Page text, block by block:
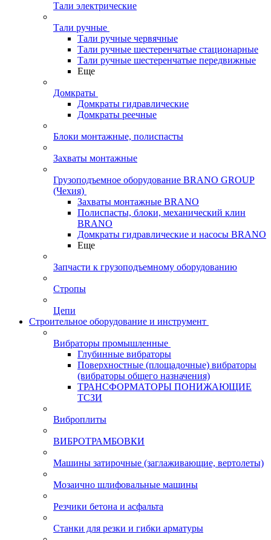
Тали электрические
Тали ручные
Тали ручные червячные
Тали ручные шестеренчатые стационарные
Тали ручные шестеренчатые передвижные
Еще
Домкраты
Домкраты гидравлические
Домкраты реечные
Блоки монтажные, полиспасты
Захваты монтажные
Грузоподъемное оборудование BRANO GROUP
(Чехия)
Захваты монтажные BRANO
Полиспасты, блоки, механический клин
BRANO
Домкраты гидравлические и насосы BRANO
Еще
Запчасти к грузоподъемному оборудованию
Стропы
Цепи
Строительное оборудование и инструмент
Вибраторы промышленные
Глубинные вибраторы
Поверхностные (площадочные) вибраторы
(вибраторы общего назначения)
ТРАНСФОРМАТОРЫ ПОНИЖАЮЩИЕ
ТСЗИ
Виброплиты
ВИБРОТРАМБОВКИ
Машины затирочные (заглаживающие, вертолеты)
Мозаично шлифовальные машины
Резчики бетона и асфальта
Станки для резки и гибки арматуры